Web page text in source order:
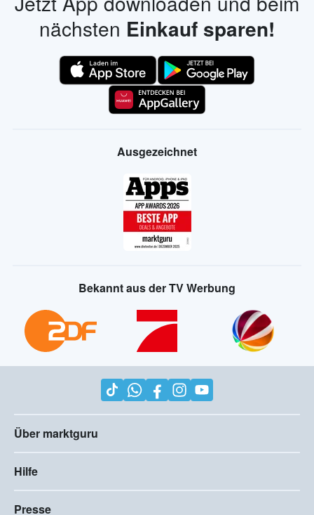
nächsten Einkauf sparen!
Ausgezeichnet
Bekannt aus der TV Werbung
Über marktguru
Hilfe
Presse